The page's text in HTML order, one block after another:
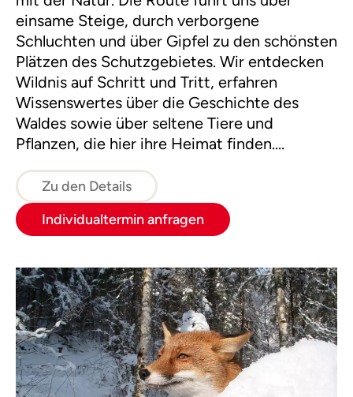
einsame Steige, durch verborgene
Schluchten und über Gipfel zu den schönsten
Plätzen des Schutzgebietes. Wir entdecken
Wildnis auf Schritt und Tritt, erfahren
Wissenswertes über die Geschichte des
Waldes sowie über seltene Tiere und
Pflanzen, die hier ihre Heimat finden.
und Hütten.
Zu den Details
Individualtermin anfragen